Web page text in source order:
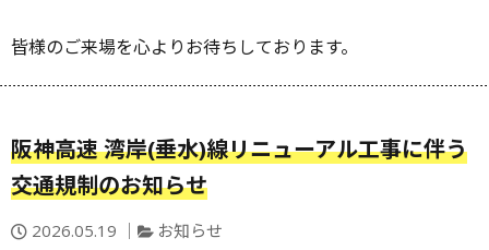
皆様のご来場を心よりお待ちしております。
阪神高速 湾岸(垂水)線リニューアル工事に伴う
交通規制のお知らせ
投 2026.05.19
カ
お知らせ